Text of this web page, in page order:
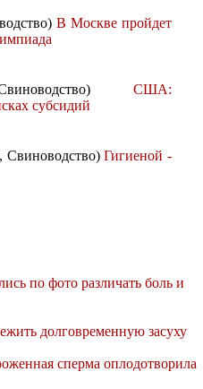
В Москве пройдет
США:
субсидий
Свиноводство) Гигиеной -
по фото различать боль и
долговременную засуху
сперма оплодотворила